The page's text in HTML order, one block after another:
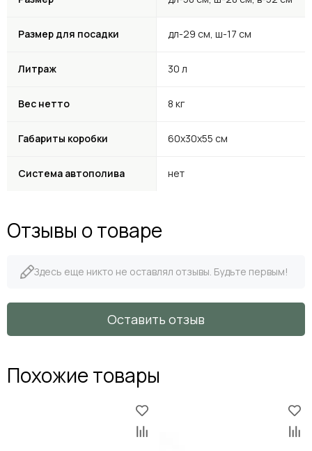
Размер для посадки дл-29 см, ш-17 см
Литраж 30 л
Вес нетто 8 кг
Габариты коробки 60х30х55 см
Система автополива нет
Отзывы о товаре
Здесь еще никто не оставлял отзывы. Будьте первым!
Оставить отзыв
Похожие товары